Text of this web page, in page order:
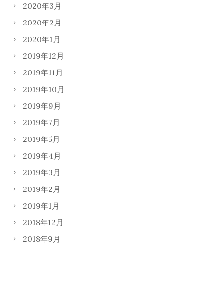
2020年3月
2020年2月
2020年1月
2019年12月
2019年11月
2019年10月
2019年9月
2019年7月
2019年5月
2019年4月
2019年3月
2019年2月
2019年1月
2018年12月
2018年9月